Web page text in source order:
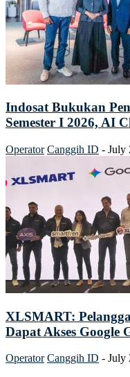
Indosat Bukukan
Semester I 2026, AI
Operator Canggih ID - July
XLSMART:
Dapat Akses Google
Operator Canggih ID - July